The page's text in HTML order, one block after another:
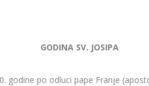
SV. JOSIPA
godine po odluci pape Franje